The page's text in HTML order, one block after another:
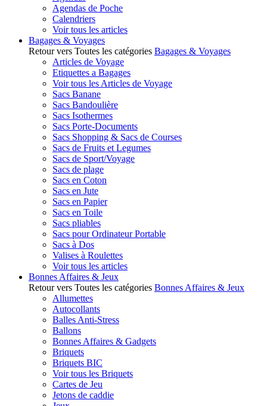
Agendas de Poche
Calendriers
Voir tous les articles
Bagages & Voyages
Retour vers Toutes les catégories Bagages & Voyages
Articles de Voyage
Etiquettes a Bagages
Voir tous les Articles de Voyage
Sacs Banane
Sacs Bandoulière
Sacs Isothermes
Sacs Porte-Documents
Sacs Shopping & Sacs de Courses
Sacs de Fruits et Legumes
Sacs de Sport/Voyage
Sacs de plage
Sacs en Coton
Sacs en Jute
Sacs en Papier
Sacs en Toile
Sacs pliables
Sacs pour Ordinateur Portable
Sacs à Dos
Valises à Roulettes
Voir tous les articles
Bonnes Affaires & Jeux
Retour vers Toutes les catégories Bonnes Affaires & Jeux
Allumettes
Autocollants
Balles Anti-Stress
Ballons
Bonnes Affaires & Gadgets
Briquets
Briquets BIC
Voir tous les Briquets
Cartes de Jeu
Jetons de caddie